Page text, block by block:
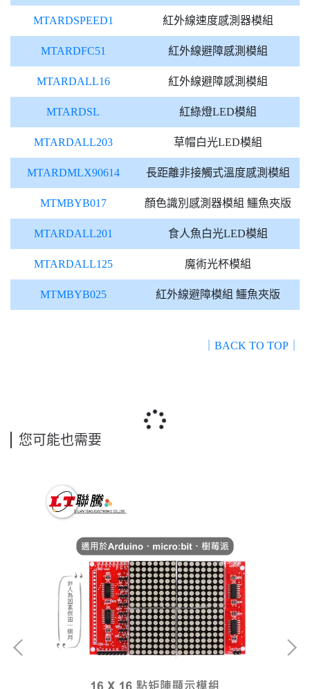
MTARDSPEED1 紅外線速度感測器模組
MTARDFC51 紅外線避障感測模組
MTARDALL16 紅外線避障感測模組
MTARDSL 紅綠燈LED模組
MTARDALL203 草帽白光LED模組
MTARDMLX90614 長距離非接觸式溫度感測模組
MTMBYB017 顏色識別感測器模組 鱷魚夾版
MTARDALL201 食人魚白光LED模組
MTARDALL125 魔術光杯模組
MTMBYB025 紅外線避障模組 鱷魚夾版
｜BACK TO TOP｜
您可能也需要